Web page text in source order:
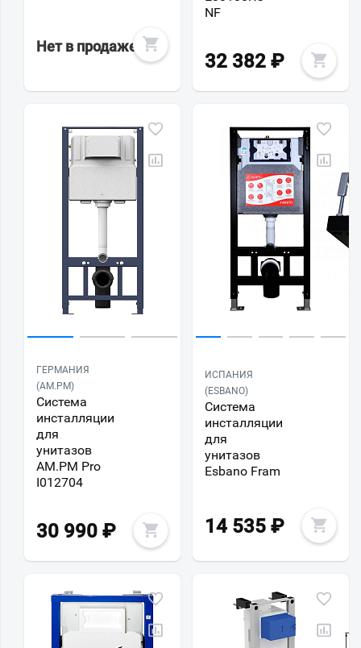
Нет в продаже
NF
32 382 ₽
ГЕРМАНИЯ
(AM.PM)
Система
инсталляции
для
унитазов
AM.PM Pro
I012704
30 990 ₽
ИСПАНИЯ
(ESBANO)
Система
инсталляции
для
унитазов
Esbano Fram
14 535 ₽